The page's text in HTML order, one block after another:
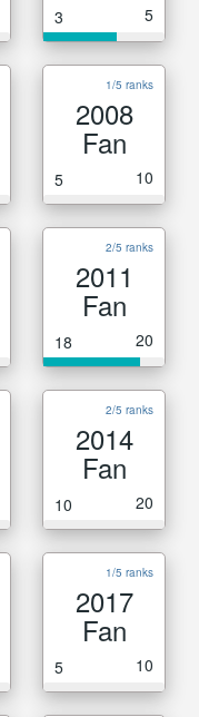
3 5
1/5 ranks
2008
Fan
5 10
2/5 ranks
2011
Fan
18 20
2/5 ranks
2014
Fan
10 20
1/5 ranks
2017
Fan
5 10